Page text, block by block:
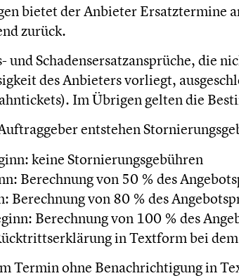
bietet der Anbieter
zurück.
und Schadensersatzansprüche, die
des Anbieters vorliegt,
Im Übrigen gelten die
entstehen
keine Stornierungsgebühren
Berechnung von 50 % des
Berechnung von 80 % des
Berechnung von 100 % des
in Textform bei
Termin ohne Benachrichtigung in